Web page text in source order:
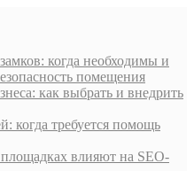
когда необходимы и
помещения
как выбрать и внедрить
когда требуется помощь
влияют на SEO-